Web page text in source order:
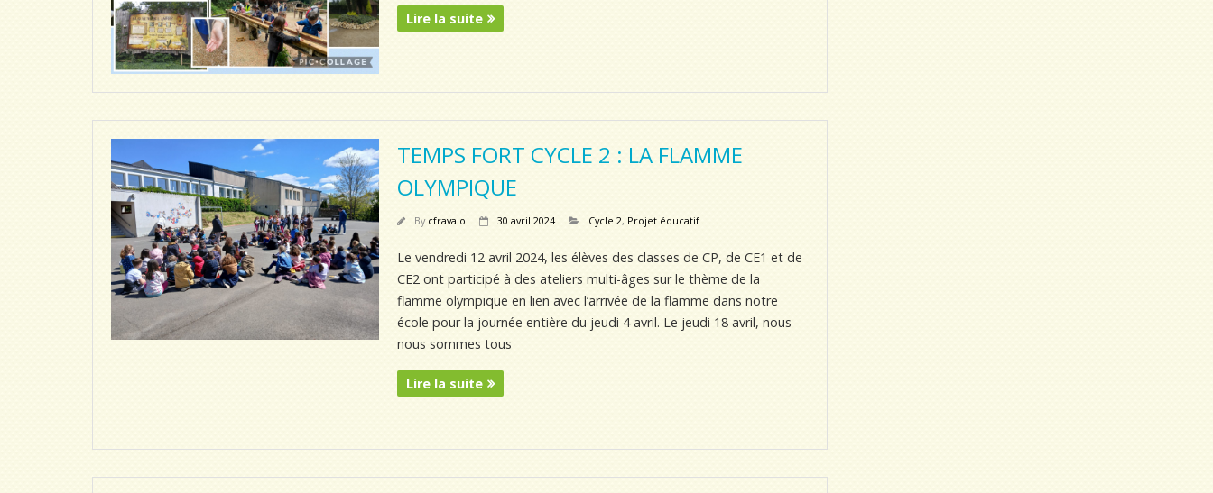
Lire la suite
TEMPS FORT CYCLE 2 : LA FLAMME
OLYMPIQUE
By cfravalo 30 avril 2024 Cycle 2, Projet éducatif
Le vendredi 12 avril 2024, les élèves des classes de CP, de CE1 et de
CE2 ont participé à des ateliers multi-âges sur le thème de la
flamme olympique en lien avec l’arrivée de la flamme dans notre
école pour la journée entière du jeudi 4 avril. Le jeudi 18 avril, nous
nous sommes tous
Lire la suite